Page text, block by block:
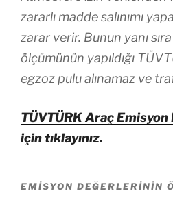
zararlı madde salınımı
zarar verir. Bunun yanı
ölçümünün yapıldığı
egzoz pulu alınamaz ve
TÜVTÜRK Araç Emisyon
için tıklayınız.
EMISYON DEĞERLERININ